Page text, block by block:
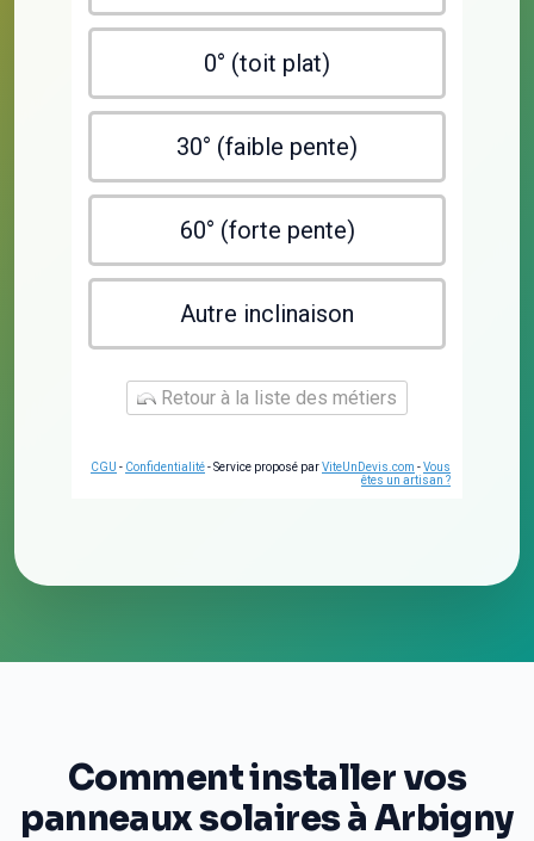
0° (toit plat)
30° (faible pente)
60° (forte pente)
Autre inclinaison
Retour à la liste des métiers
CGU - Confidentialité- Service proposé parViteUnDevis.com -Vous
êtes un artisan ?
Comment installer vos
panneaux solaires à Arbigny